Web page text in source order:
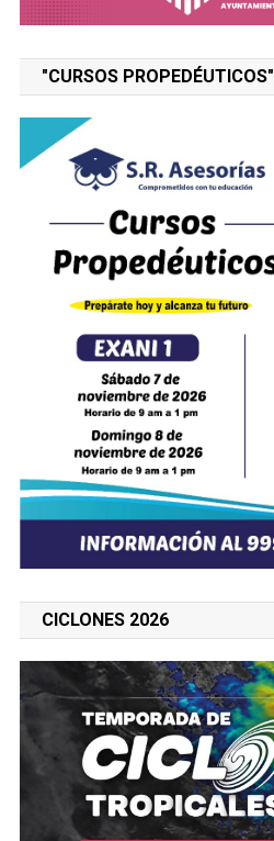
"CURSOS PROPEDÉUTICOS"
CICLONES 2026